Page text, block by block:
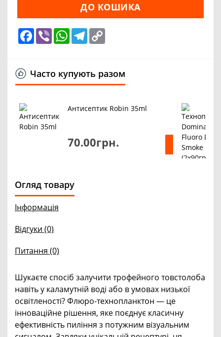
ДО КОШИКА
Facebook
Viber WhatsApp
Telegram
Часто купують разом
Антисептик Robin 35ml
70.00грн.
Огляд товару
Інформація
Відгуки (0)
Питання (0)
Шукаєте спосіб залучити трофейного товстолоба
навіть у каламутній воді або в умовах низької
освітленості? Флюро-технопланктон — це
інноваційне рішення, яке поєднує класичну
ефективність пиління з потужним візуальним